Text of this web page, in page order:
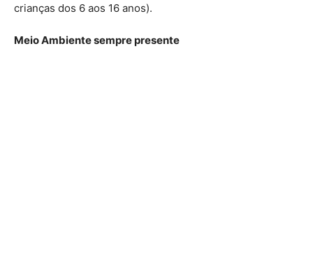
crianças dos 6 aos 16 anos).
Meio Ambientesempre presente